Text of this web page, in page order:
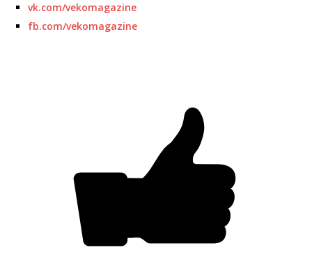
vk.com/vekomagazine
fb.com/vekomagazine